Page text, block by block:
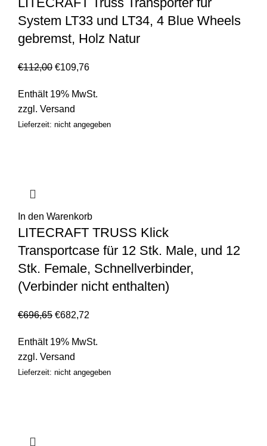
System LT33 und LT34, 4 Blue Wheels
gebremst, Holz Natur
€112,00 €109,76
Enthält 19% MwSt.
zzgl. Versand
Lieferzeit: nicht angegeben
In den Warenkorb
LITECRAFT TRUSS Klick
Transportcase für 12 Stk. Male, und 12
Stk. Female, Schnellverbinder,
(Verbinder nicht enthalten)
€696,65 €682,72
Enthält 19% MwSt.
zzgl. Versand
Lieferzeit: nicht angegeben